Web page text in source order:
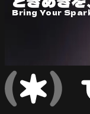
Bring Your